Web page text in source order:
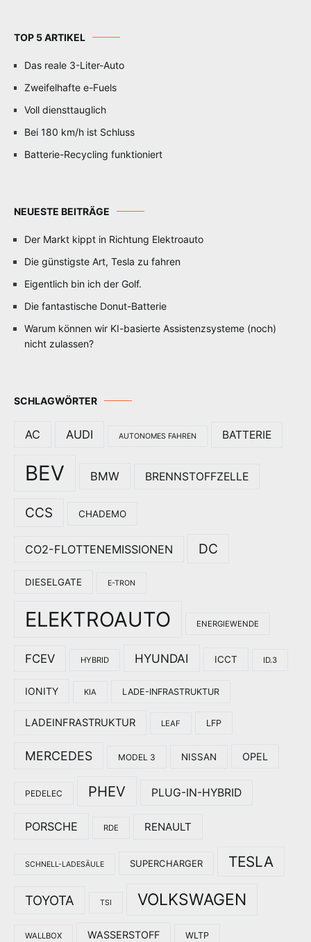
TOP 5 ARTIKEL
Das reale 3-Liter-Auto
Zweifelhafte e-Fuels
Voll diensttauglich
Bei 180 km/h ist Schluss
Batterie-Recycling funktioniert
NEUESTE BEITRÄGE
Der Markt kippt in Richtung Elektroauto
Die günstigste Art, Tesla zu fahren
Eigentlich bin ich der Golf.
Die fantastische Donut-Batterie
Warum können wir KI-basierte Assistenzsysteme (noch)
nicht zulassen?
SCHLAGWÖRTER
AC AUDI AUTONOMES FAHREN BATTERIE
BEV BMW BRENNSTOFFZELLE
CCS CHADEMO
CO2-FLOTTENEMISSIONEN DC
DIESELGATE E-TRON
ELEKTROAUTO ENERGIEWENDE
FCEV HYBRID HYUNDAI ICCT ID.3
IONITY KIA LADE-INFRASTRUKTUR
LADEINFRASTRUKTUR LEAF LFP
MERCEDES MODEL 3 NISSAN OPEL
PEDELEC PHEV PLUG-IN-HYBRID
PORSCHE RDE RENAULT
SCHNELL-LADESÄULE SUPERCHARGER TESLA
TOYOTA TSI VOLKSWAGEN
WALLBOX WASSERSTOFF WLTP